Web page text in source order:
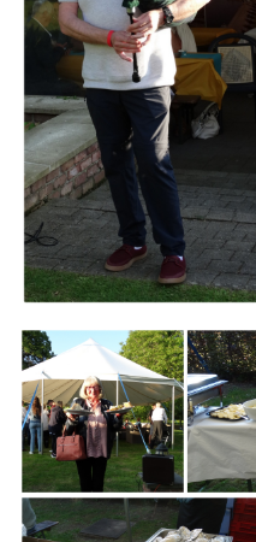
Branding
ARMCHAIR